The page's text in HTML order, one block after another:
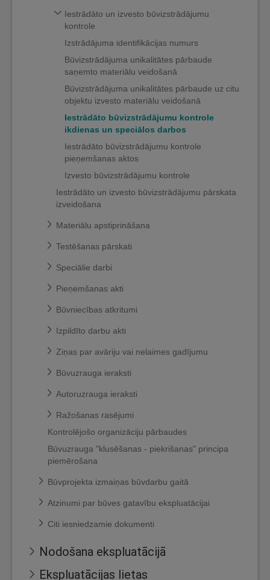
Iestrādāto un izvesto būvizstrādājumu
kontrole
Izstrādājuma identifikācijas numurs
Būvizstrādājuma unikalitātes pārbaude
saņemto materiālu veidošanā
Būvizstrādājuma unikalitātes pārbaude uz citu
objektu izvesto materiālu veidošanā
Iestrādāto būvizstrādājumu kontrole
ikdienas un speciālos darbos
Iestrādāto būvizstrādājumu kontrole
pieņemšanas aktos
Izvesto būvizstrādājumu kontrole
Iestrādāto un izvesto būvizstrādājumu pārskata
izveidošana
Materiālu apstiprināšana
Testēšanas pārskati
Speciālie darbi
Pieņemšanas akti
Būvniecības atkritumi
Izpildīto darbu akti
Ziņas par avāriju vai nelaimes gadījumu
Būvuzrauga ieraksti
Autoruzrauga ieraksti
Ražošanas rasējumi
Kontrolējošo organizāciju pārbaudes
Būvuzrauga "klusēšanas - piekrišanas" principa
piemērošana
Būvprojekta izmaiņas būvdarbu gaitā
Atzinumi par būves gatavību ekspluatācijai
Citi iesniedzamie dokumenti
Nodošana ekspluatācijā
Ekspluatācijas lietas